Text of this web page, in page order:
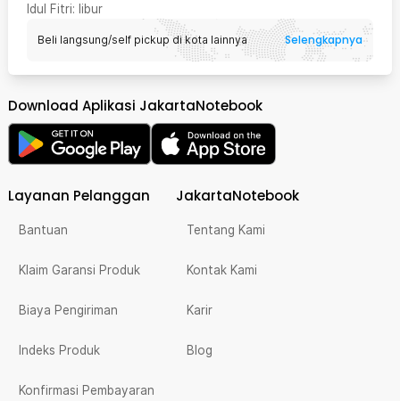
Idul Fitri: libur
Beli langsung/self pickup di kota lainnya Selengkapnya
Download Aplikasi JakartaNotebook
Layanan Pelanggan
Bantuan
Klaim Garansi Produk
Biaya Pengiriman
Indeks Produk
Konfirmasi Pembayaran
JakartaNotebook
Tentang Kami
Kontak Kami
Karir
Blog